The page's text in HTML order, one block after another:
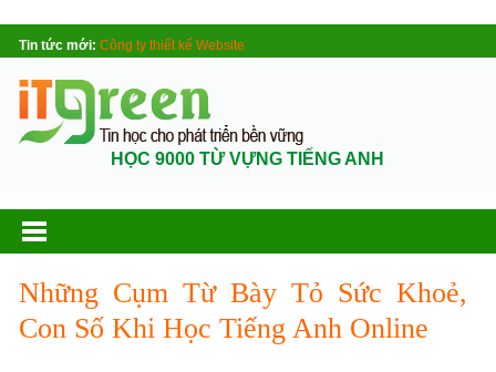
Tin tức mới: Công ty thiết kế Website
HỌC 9000 TỪ VỰNG TIẾNG ANH
Những Cụm Từ Bày Tỏ Sức Khoẻ,
Con Số Khi Học Tiếng Anh Online